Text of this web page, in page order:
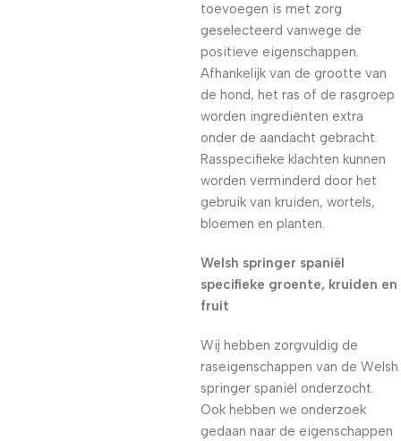
toevoegen is met zorg
geselecteerd vanwege de
positieve eigenschappen.
Afhankelijk van de grootte van
de hond, het ras of de rasgroep
worden ingrediënten extra
onder de aandacht gebracht.
Rasspecifieke klachten kunnen
worden verminderd door het
gebruik van kruiden, wortels,
bloemen en planten.
Welsh springer spaniël
specifieke groente, kruiden en
fruit
Wij hebben zorgvuldig de
raseigenschappen van de Welsh
springer spaniël onderzocht.
Ook hebben we onderzoek
gedaan naar de eigenschappen